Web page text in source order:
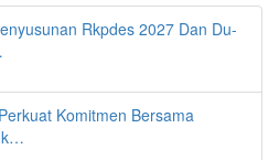
Rkpdes 2027 Dan Du-
Komitmen Bersama